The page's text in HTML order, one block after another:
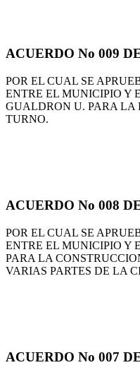
ACUERDO No 009
POR EL CUAL SE
ENTRE EL MUNICIPIO Y
GUALDRON U. PARA LA
TURNO.
ACUERDO No 008
POR EL CUAL SE
ENTRE EL MUNICIPIO Y
PARA LA
VARIAS PARTES DE LA
ACUERDO No 007